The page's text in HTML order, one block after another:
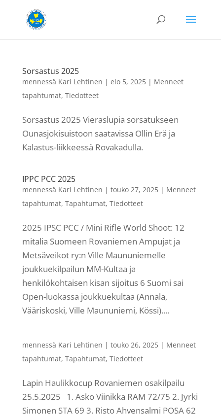
Sorsastus 2025
mennessä Kari Lehtinen | elo 5, 2025| Menneet
tapahtumat, Tiedotteet
Sorsastus 2025 Vieraslupia sorsatukseen
Ounasjokisuistoon saatavissa Ollin Erä ja
Kalastus-liikkeessä Rovakadulla.
IPPC PCC 2025
mennessä Kari Lehtinen | touko 27, 2025| Menneet
tapahtumat, Tapahtumat, Tiedotteet
2025 IPSC PCC / Mini Rifle World Shoot: 12
mitalia Suomeen Rovaniemen Ampujat ja
Metsäveikot ry:n Ville Maununiemelle
joukkuekilpailun MM-Kultaa ja
henkilökohtaisen kisan sijoitus 6 Suomi sai
Open-luokassa joukkuekultaa (Annala,
Vääriskoski, Ville Maununiemi, Kössi)....
mennessä Kari Lehtinen | touko 26, 2025| Menneet
tapahtumat, Tapahtumat, Tiedotteet
Lapin Haulikkocup Rovaniemen osakilpailu
25.5.2025 1. Asko Viinikka RAM 72/75 2. Jyrki
Simonen STA 69 3. Risto Ahvensalmi POSA 62